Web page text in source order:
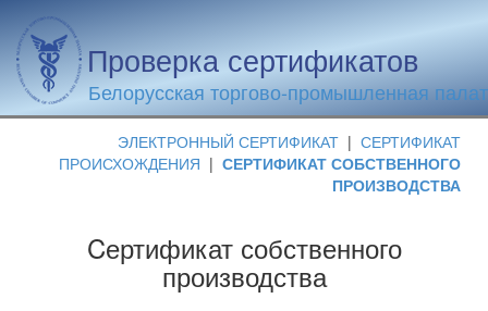
Проверка сертификатов
Белорусская торгово-промышленная
ЭЛЕКТРОННЫЙ СЕРТИФИКАТ | СЕРТИФИКАТ
ПРОИСХОЖДЕНИЯ | СЕРТИФИКАТ СОБСТВЕННОГО
ПРОИЗВОДСТВА
Cертификат собственного
производства